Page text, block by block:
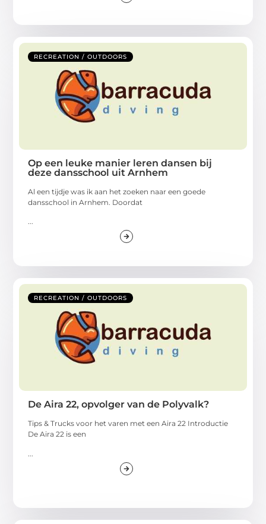
RECREATION / OUTDOORS
Op een leuke manier leren dansen bij
deze dansschool uit Arnhem
Al een tijdje was ik aan het zoeken naar een goede
dansschool in Arnhem. Doordat
...
RECREATION / OUTDOORS
De Aira 22, opvolger van de Polyvalk?
Tips & Trucks voor het varen met een Aira 22 Introductie
De Aira 22 is een